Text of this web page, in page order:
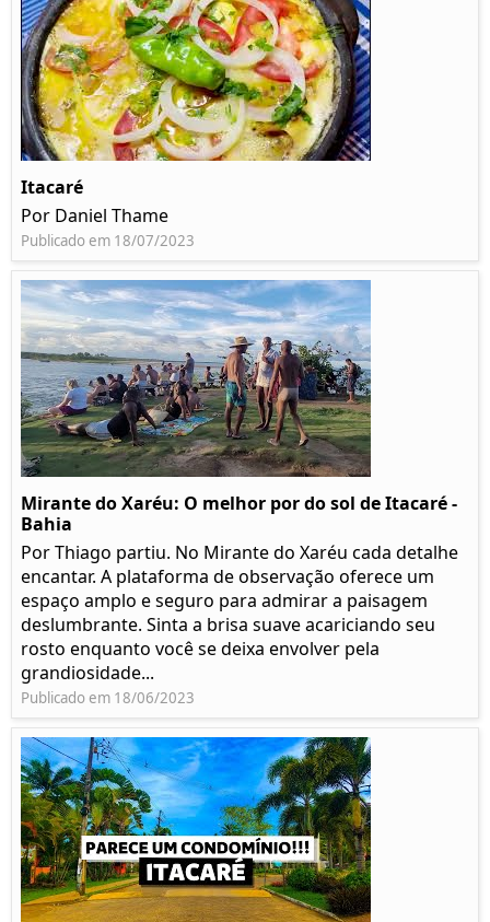
Itacaré
Por Daniel Thame
Publicado em 18/07/2023
Mirante do Xaréu: O melhor por do sol de Itacaré -
Bahia
Por Thiago partiu. No Mirante do Xaréu cada detalhe
encantar. A plataforma de observação oferece um
espaço amplo e seguro para admirar a paisagem
deslumbrante. Sinta a brisa suave acariciando seu
rosto enquanto você se deixa envolver pela
grandiosidade...
Publicado em 18/06/2023